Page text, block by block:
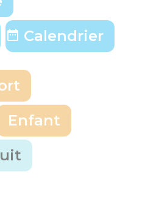
Calendrier
Enfant